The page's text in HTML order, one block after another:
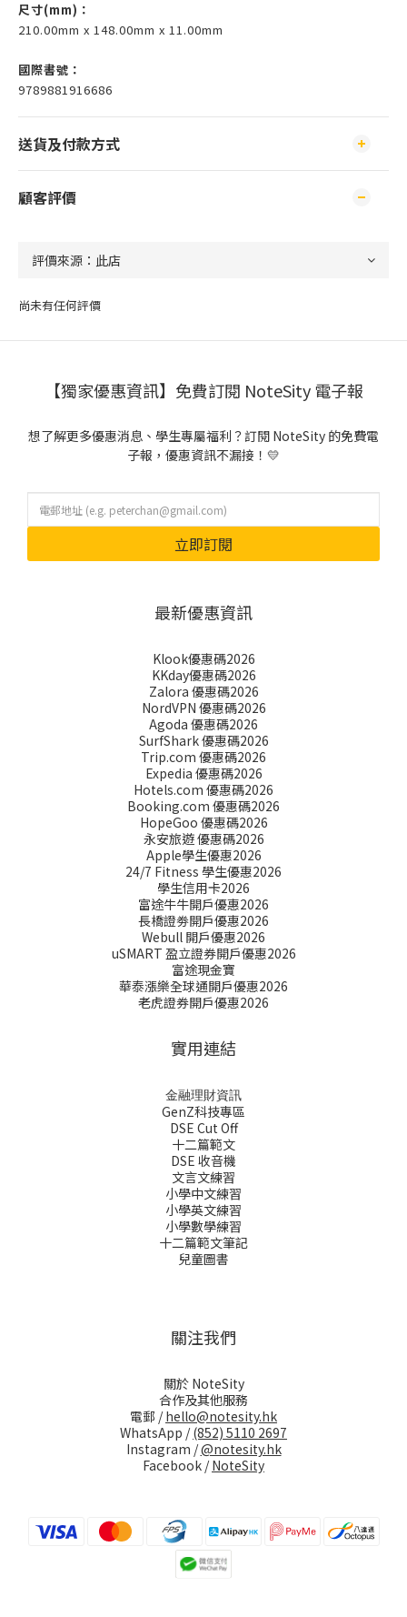
尺寸(mm) ：
210.00mm x 148.00mm x 11.00mm
國際書號：
9789881916686
送貨及付款方式
顧客評價
尚未有任何評價
【獨家優惠資訊】免費訂閱 NoteSity 電子報
想了解更多優惠消息、學生專屬福利？訂閱 NoteSity 的免費電
子報，優惠資訊不漏接！💛
立即訂閱
最新優惠資訊
Klook優惠碼2026
KKday優惠碼2026
Zalora 優惠碼2026
NordVPN 優惠碼2026
Agoda 優惠碼2026
SurfShark 優惠碼2026
Trip.com 優惠碼2026
Expedia 優惠碼2026
Hotels.com 優惠碼2026
Booking.com 優惠碼2026
HopeGoo 優惠碼2026
永安旅遊 優惠碼2026
Apple學生優惠2026
24/7 Fitness 學生優惠2026
學生信用卡2026
富途牛牛開戶優惠2026
長橋證劵開戶優惠2026
Webull 開戶優惠2026
uSMART 盈立證券開戶優惠2026
富途現金寶
華泰漲樂全球通開戶優惠2026
老虎證券開戶優惠2026
實用連結
金融理財資訊
GenZ科技專區
DSE Cut Off
十二篇範文
DSE 收音機
文言文練習
小學中文練習
小學英文練習
小學數學練習
十二篇範文筆記
兒童圖書
關注我們
關於 NoteSity
合作及其他服務
電郵 /hello@notesity.hk
WhatsApp /(852) 5110 2697
Instagram /@notesity.hk
Facebook /NoteSity